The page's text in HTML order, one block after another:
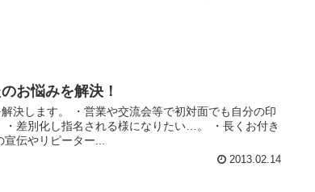
お悩みを解決！
決します。 ・営業や交流会等で初対面でも自分の印
差別化し指名される様になりたい…。 ・長くお付き
伝やリピーター...
2013.02.14